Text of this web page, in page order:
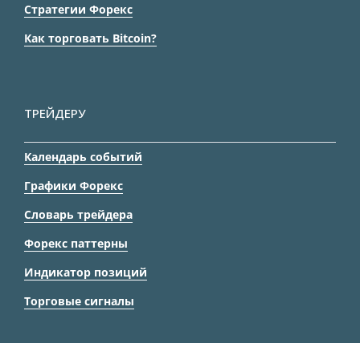
Стратегии Форекс
Как торговать Bitcoin?
ТРЕЙДЕРУ
Календарь событий
Графики Форекс
Словарь трейдера
Форекс паттерны
Индикатор позиций
Торговые сигналы